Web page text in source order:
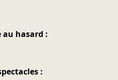
au hasard :
: